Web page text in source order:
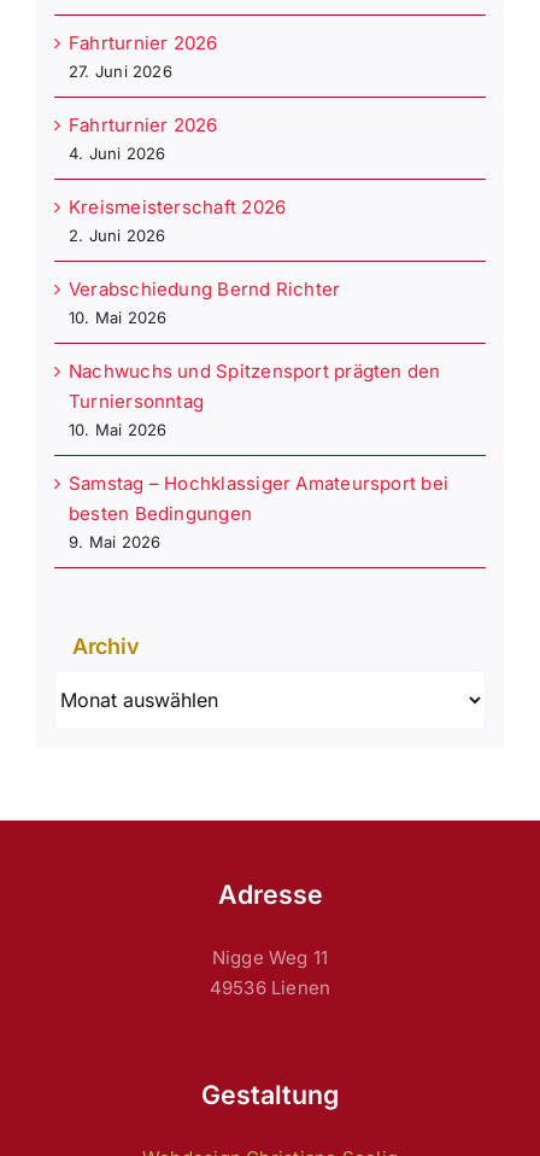
Fahrturnier 2026
27. Juni 2026
Fahrturnier 2026
4. Juni 2026
Kreismeisterschaft 2026
2. Juni 2026
Verabschiedung Bernd Richter
10. Mai 2026
Nachwuchs und Spitzensport prägten den
Turniersonntag
10. Mai 2026
Samstag – Hochklassiger Amateursport bei
besten Bedingungen
9. Mai 2026
Archiv
Adresse
Nigge Weg 11
49536 Lienen
Gestaltung